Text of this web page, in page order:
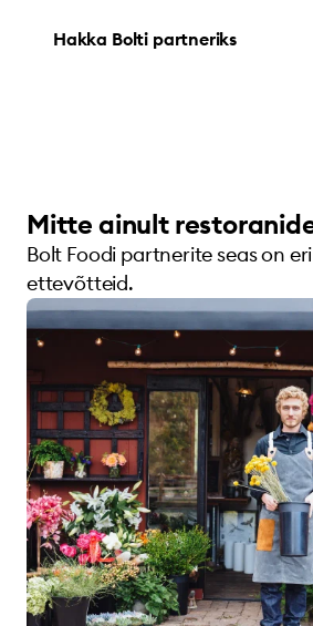
Hakka Bolti partneriks
Mitte ainult
Bolt Foodi partnerite seas on
ettevõtteid.